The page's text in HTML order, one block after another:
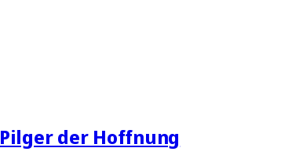
Pilger der Hoffnung